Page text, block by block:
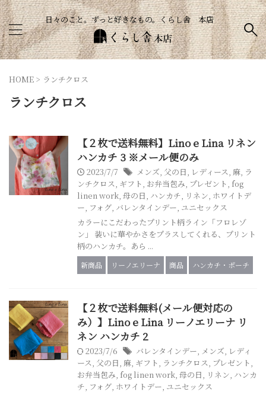
日々のこと。ずっと好きなもの。くらし舎 本店
HOME > ランチクロス
ランチクロス
【２枚で送料無料】Lino e Lina リネン
ハンカチ 3 ※メール便のみ
2023/7/7 メンズ, 父の日, レディース, 麻, ラ
ンチクロス, ギフト, お弁当包み, プレゼント, fog
linen work, 母の日, ハンカチ, リネン, ホワイトデ
ー, フォグ, バレンタインデー, ユニセックス
カラーにこだわったプリント柄ライン「フロレゾ
ン」 装いに華やかさをプラスしてくれる、プリント
柄のハンカチ。あら ...
新商品 リーノエリーナ 商品 ハンカチ・ポーチ
【２枚で送料無料(メール便対応の
み）】Lino e Lina リーノエリーナ リ
ネン ハンカチ 2
2023/7/6 バレンタインデー, メンズ, レディ
ース, 父の日, 麻, ギフト, ランチクロス, プレゼント,
お弁当包み, fog linen work, 母の日, リネン, ハンカ
チ, フォグ, ホワイトデー, ユニセックス